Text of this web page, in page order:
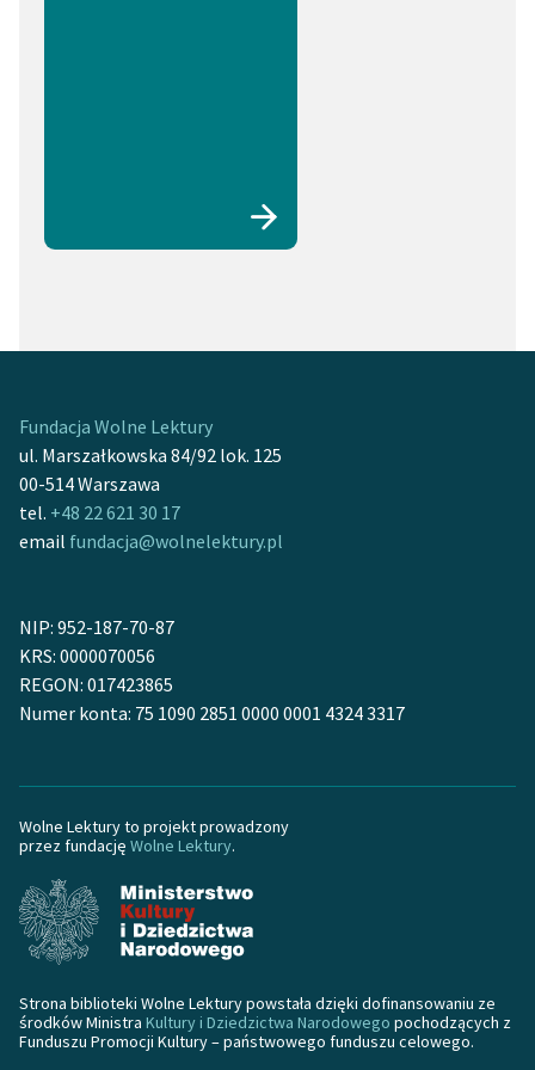
Fundacja Wolne Lektury
ul. Marszałkowska 84/92 lok. 125
00-514 Warszawa
tel. +48 22 621 30 17
email fundacja@wolnelektury.pl
NIP: 952-187-70-87
KRS: 0000070056
REGON: 017423865
Numer konta: 75 1090 2851 0000 0001 4324 3317
Wolne Lektury to projekt prowadzony
przez fundację Wolne Lektury.
Strona biblioteki Wolne Lektury powstała dzięki dofinansowaniu ze
środków Ministra Kultury i Dziedzictwa Narodowego pochodzących z
Funduszu Promocji Kultury – państwowego funduszu celowego.